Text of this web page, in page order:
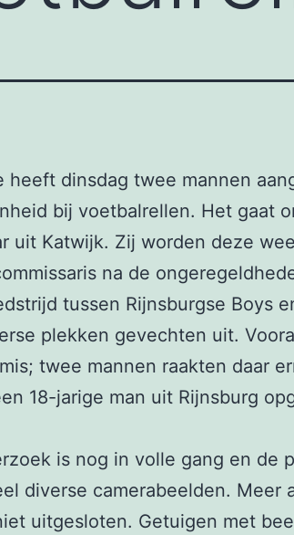
heeft dinsdag twee mannen
bij voetbalrellen. Het gaat
uit Katwijk. Zij worden deze
na de
tussen Rijnsburgse Boys
plekken gevechten uit.
twee mannen raakten daar
18-jarige man uit Rijnsburg
is nog in volle gang en de
diverse camerabeelden. Meer
uitgesloten. Getuigen met